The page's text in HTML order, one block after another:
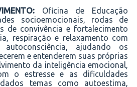
Oficina de Educação
socioemocionais, rodas de
de convivência e fortalecimento
respiração e relaxamento com
ajudando os
e entenderem suas próprias
da inteligência emocional,
o estresse e as dificuldades
temas como autoestima,